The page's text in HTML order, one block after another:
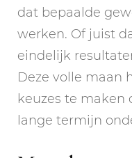
dat bepaalde
werken. Of juist
eindelijk
Deze volle maan
keuzes te maken
lange termijn